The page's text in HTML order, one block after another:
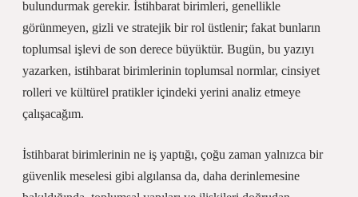
bulundurmak gerekir. İstihbarat birimleri, genellikle
görünmeyen, gizli ve stratejik bir rol üstlenir; fakat bunların
toplumsal işlevi de son derece büyüktür. Bugün, bu yazıyı
yazarken, istihbarat birimlerinin toplumsal normlar, cinsiyet
rolleri ve kültürel pratikler içindeki yerini analiz etmeye
çalışacağım.
İstihbarat birimlerinin ne iş yaptığı, çoğu zaman yalnızca bir
güvenlik meselesi gibi algılansa da, daha derinlemesine